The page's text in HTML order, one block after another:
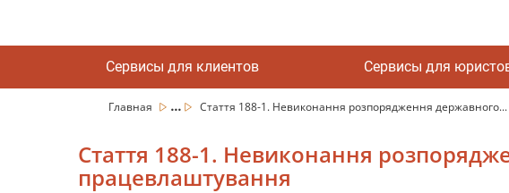
Сервисы для клиентов Сервисы для
Главная ... Стаття 188-1. Невиконання розпорядження державного...
Стаття 188-1. Невиконання
працевлаштування